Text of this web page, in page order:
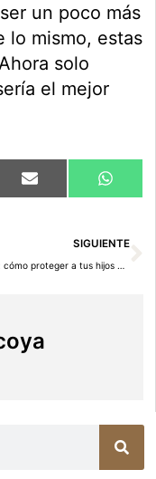
un poco más
lo mismo, estas
solo
el mejor
Compartir
en
Email
en
SIGUIENTE
Mosquitos: cómo proteger a tus hijos de las picaduras